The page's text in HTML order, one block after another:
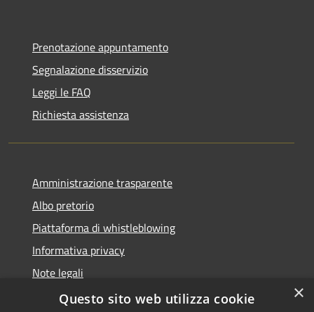
Prenotazione appuntamento
Segnalazione disservizio
Leggi le FAQ
Richiesta assistenza
Amministrazione trasparente
Albo pretorio
Piattaforma di whistleblowing
Informativa privacy
Note legali
Dichiarazione di accessibilità
×
Questo sito web utilizza cookie